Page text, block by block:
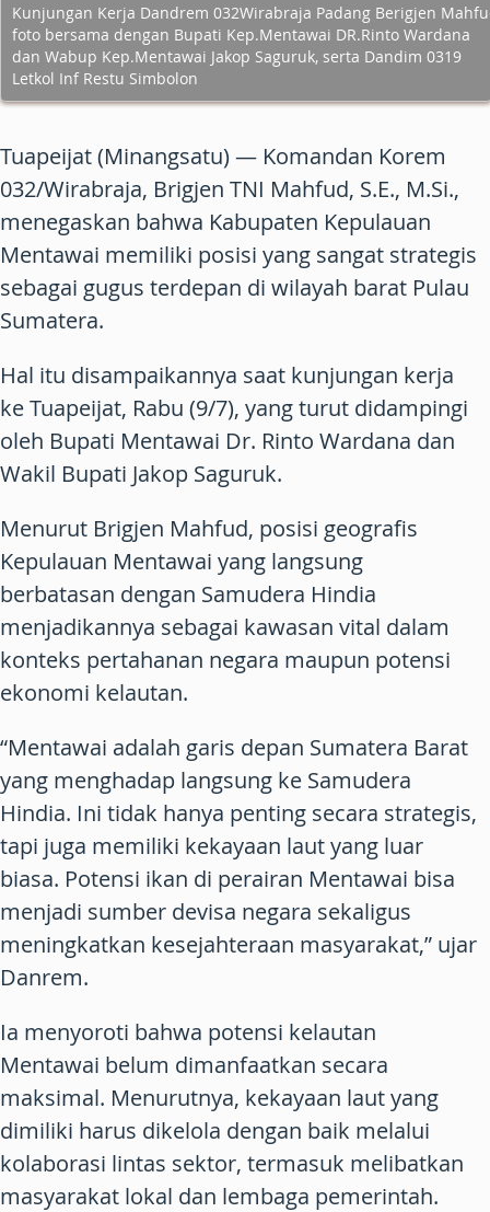
Kunjungan Kerja Dandrem 032Wirabraja Padang Berigjen
foto bersama dengan Bupati Kep.Mentawai DR.Rinto Wardana
dan Wabup Kep.Mentawai Jakop Saguruk, serta Dandim 0319
Letkol Inf Restu Simbolon
Tuapeijat (Minangsatu) — Komandan Korem
032/Wirabraja, Brigjen TNI Mahfud, S.E., M.Si.,
menegaskan bahwa Kabupaten Kepulauan
Mentawai memiliki posisi yang sangat strategis
sebagai gugus terdepan di wilayah barat Pulau
Sumatera.
Hal itu disampaikannya saat kunjungan kerja
ke Tuapeijat, Rabu (9/7), yang turut didampingi
oleh Bupati Mentawai Dr. Rinto Wardana dan
Wakil Bupati Jakop Saguruk.
Menurut Brigjen Mahfud, posisi geografis
Kepulauan Mentawai yang langsung
berbatasan dengan Samudera Hindia
menjadikannya sebagai kawasan vital dalam
konteks pertahanan negara maupun potensi
ekonomi kelautan.
“Mentawai adalah garis depan Sumatera Barat
yang menghadap langsung ke Samudera
Hindia. Ini tidak hanya penting secara strategis,
tapi juga memiliki kekayaan laut yang luar
biasa. Potensi ikan di perairan Mentawai bisa
menjadi sumber devisa negara sekaligus
meningkatkan kesejahteraan masyarakat,” ujar
Danrem.
Ia menyoroti bahwa potensi kelautan
Mentawai belum dimanfaatkan secara
maksimal. Menurutnya, kekayaan laut yang
dimiliki harus dikelola dengan baik melalui
kolaborasi lintas sektor, termasuk melibatkan
masyarakat lokal dan lembaga pemerintah.